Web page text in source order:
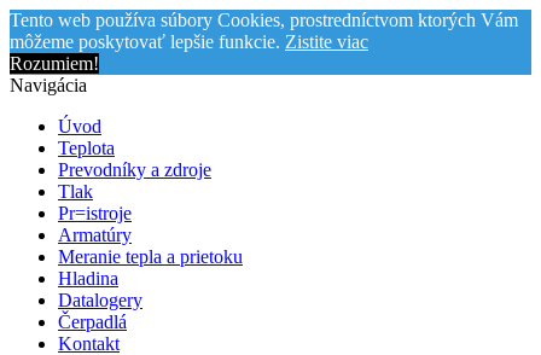
Tento web používa súbory Cookies, prostredníctvom ktorých Vám
môžeme poskytovať lepšie funkcie. Zistite viac
Rozumiem!
Navigácia
Úvod
Teplota
Prevodníky a zdroje
Tlak
Pr=istroje
Armatúry
Meranie tepla a prietoku
Hladina
Datalogery
Čerpadlá
Kontakt